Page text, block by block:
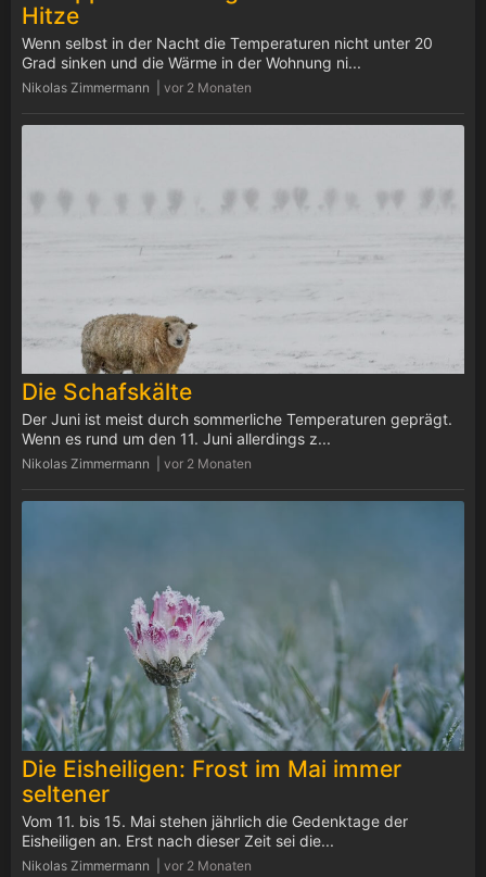
Hitze
Nikolas Zimmermann | vor 2 Monaten
Wenn selbst in der Nacht die Temperaturen nicht unter 20
Grad sinken und die Wärme in der Wohnung ni...
Die Schafskälte
Nikolas Zimmermann | vor 2 Monaten
Der Juni ist meist durch sommerliche Temperaturen geprägt.
Wenn es rund um den 11. Juni allerdings z...
Die Eisheiligen: Frost im Mai immer
seltener
Nikolas Zimmermann | vor 2 Monaten
Vom 11. bis 15. Mai stehen jährlich die Gedenktage der
Eisheiligen an. Erst nach dieser Zeit sei die...